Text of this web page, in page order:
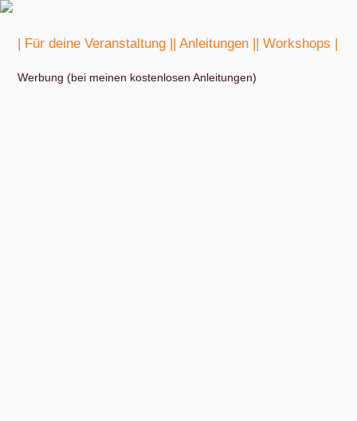
| Für deine Veranstaltung || Anleitungen || Workshops |
Werbung (bei meinen kostenlosen Anleitungen)